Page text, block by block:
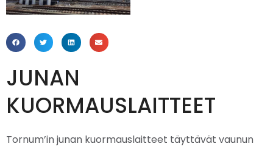
JUNAN
KUORMAUSLAITTEET
Tornum’in junan kuormauslaitteet täyttävät vaunun